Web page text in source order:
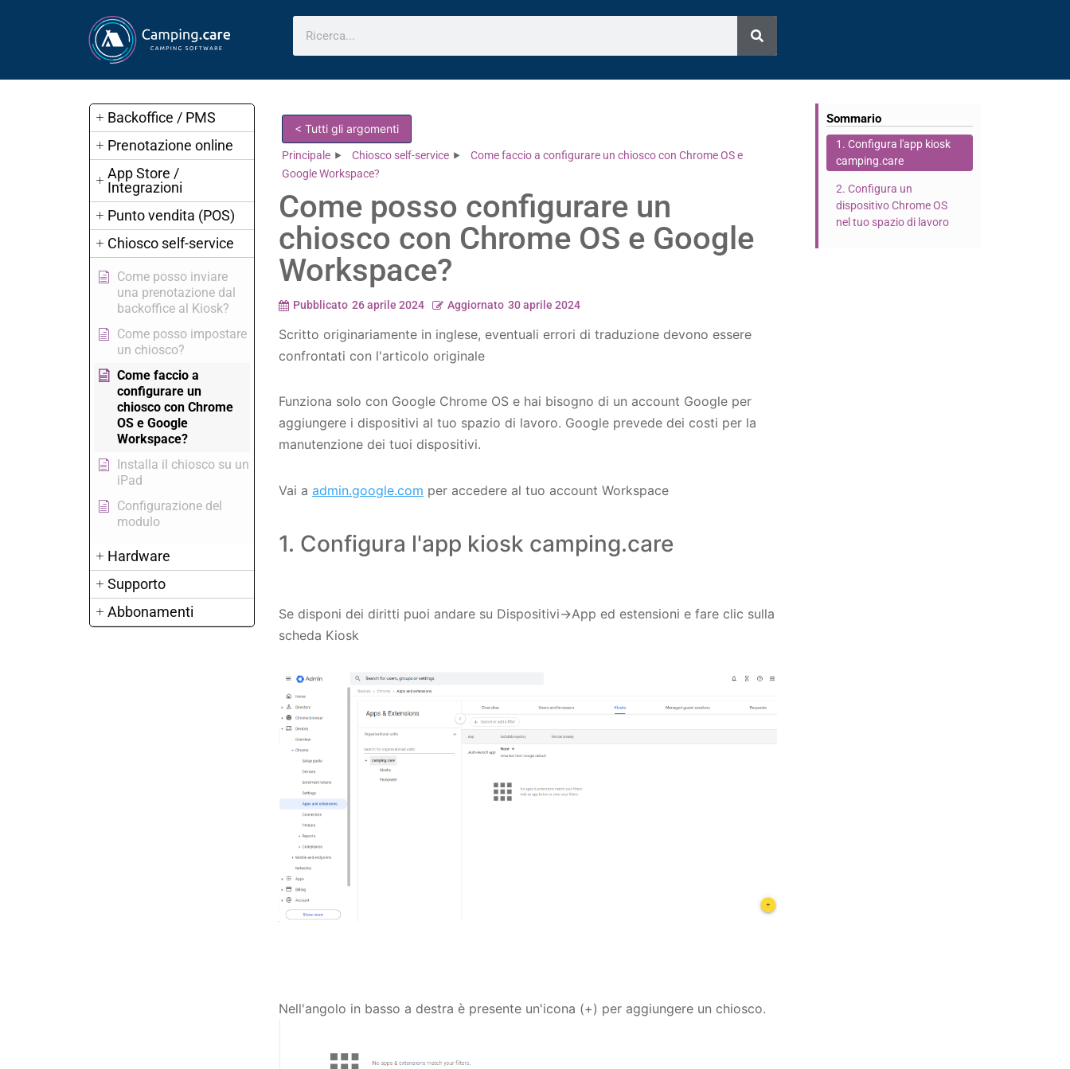
Backoffice / PMS
Prenotazione online
App Store /
Integrazioni
Punto vendita (POS)
Chiosco self-service
Come posso inviare
una prenotazione dal
backoffice al Kiosk?
Come posso impostare
un chiosco?
Come faccio a
configurare un
chiosco con Chrome
OS e Google
Workspace?
Installa il chiosco su un
iPad
Configurazione del
modulo
Hardware
Supporto
Abbonamenti
< Tutti gli argomenti
Principale Chiosco self-service
Come faccio a configurare un chiosco con Chrome OS e
Google Workspace?
Come posso configurare un
chiosco con Chrome OS e Google
Workspace?
Pubblicato 26 aprile 2024 Aggiornato 30 aprile 2024
Scritto originariamente in inglese, eventuali errori di traduzione devono essere
confrontati con l'articolo originale
Funziona solo con Google Chrome OS e hai bisogno di un account Google per
aggiungere i dispositivi al tuo spazio di lavoro. Google prevede dei costi per la
manutenzione dei tuoi dispositivi.
Vai a admin.google.com per accedere al tuo account Workspace
1. Configura l'app kiosk camping.care
Se disponi dei diritti puoi andare su Dispositivi->App ed estensioni e fare clic sulla
scheda Kiosk
Nell'angolo in basso a destra è presente un'icona (+) per aggiungere un chiosco.
Sommario
1. Configura l'app kiosk
camping.care
2. Configura un
dispositivo Chrome OS
nel tuo spazio di lavoro